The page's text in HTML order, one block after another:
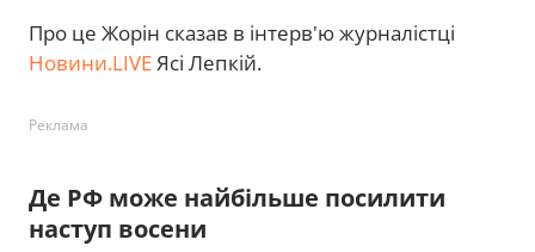
Про це Жорін сказав в інтерв'ю журналістці
Новини.LIVEЯсі Лепкій.
Реклама
Де РФ може найбільше посилити
наступ восени